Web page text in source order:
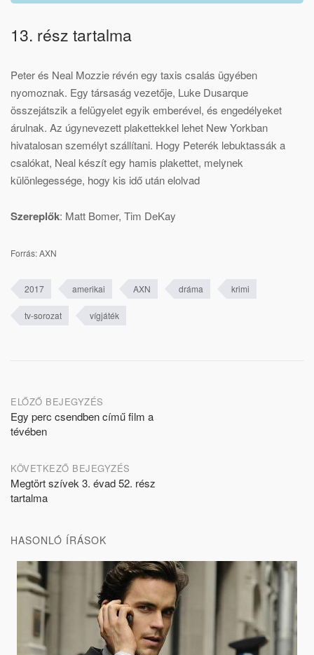
13. rész tartalma
Peter és Neal Mozzie révén egy taxis csalás ügyében
nyomoznak. Egy társaság vezetője, Luke Dusarque
összejátszik a felügyelet egyik emberével, és engedélyeket
árulnak. Az úgynevezett plakettekkel lehet New Yorkban
hivatalosan személyt szállítani. Hogy Peterék lebuktassák a
csalókat, Neal készít egy hamis plakettet, melynek
különlegessége, hogy kis idő után elolvad
Szereplők: Matt Bomer, Tim DeKay
Forrás: AXN
2017 amerikai AXN dráma krimi
tv-sorozat vígjáték
Post
navigation
ELŐZŐ BEJEGYZÉS
Egy perc csendben című film a
tévében
KÖVETKEZŐ BEJEGYZÉS
Megtört szívek 3. évad 52. rész
tartalma
HASONLÓ ÍRÁSOK